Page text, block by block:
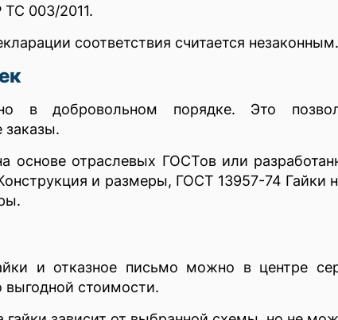
003/2011.
соответствия считается незаконным.
в добровольном порядке. Это
заказы.
основе отраслевых ГОСТов или
и размеры, ГОСТ 13957-74 Гайки
и отказное письмо можно в центре
выгодной стоимости.